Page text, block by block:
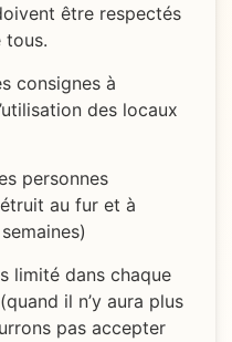
être respectés
tous.
consignes à
des locaux
personnes
au fur et à
limité dans chaque
il n’y aura plus
pas accepter